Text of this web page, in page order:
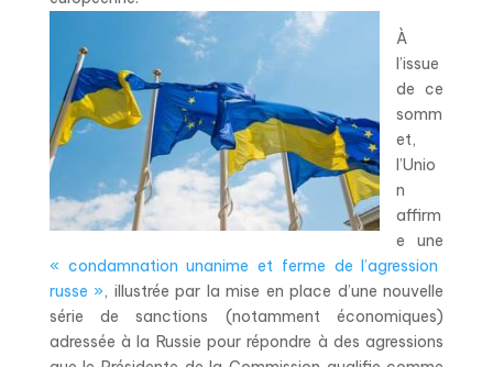
À
l’issue
de ce
somm
et,
l’Unio
n
affirm
e une
« condamnation unanime et ferme de l’agression
russe », illustrée par la mise en place d’une nouvelle
série de sanctions (notamment économiques)
adressée à la Russie pour répondre à des agressions